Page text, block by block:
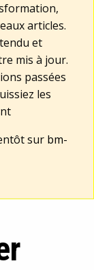
articles.
et
mis à jour.
passées
les
sur bm-